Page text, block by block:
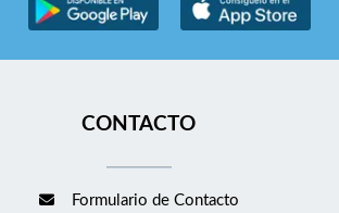
CONTACTO
Formulario de Contacto